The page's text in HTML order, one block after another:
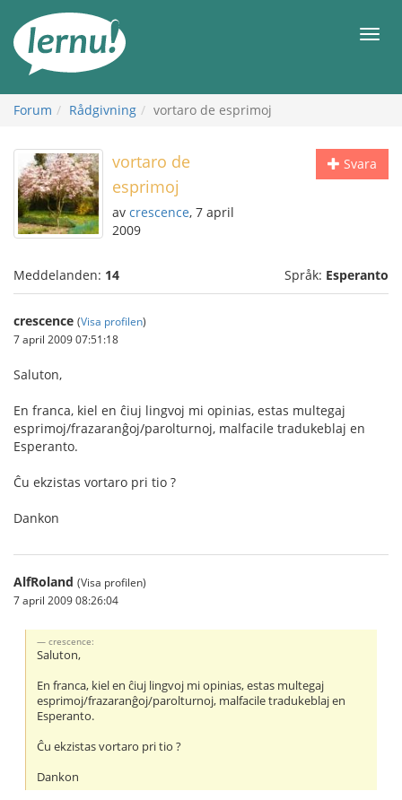
sidans
innehåll
Meny
Forum Rådgivning vortaro de esprimoj
Svara
vortaro de
esprimoj
av crescence, 7 april
2009
Meddelanden: 14 Språk: Esperanto
crescence (Visa profilen)
7 april 2009 07:51:18
Saluton,
En franca, kiel en ĉiuj lingvoj mi opinias, estas multegaj
esprimoj/frazaranĝoj/parolturnoj, malfacile tradukeblaj en
Esperanto.
Ĉu ekzistas vortaro pri tio ?
Dankon
AlfRoland (Visa profilen)
7 april 2009 08:26:04
crescence:
Saluton,
En franca, kiel en ĉiuj lingvoj mi opinias, estas multegaj
esprimoj/frazaranĝoj/parolturnoj, malfacile tradukeblaj en
Esperanto.
Ĉu ekzistas vortaro pri tio ?
Dankon